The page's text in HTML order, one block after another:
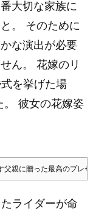
大切な家族に
。 そのために
な演出が必要
ん。 花嫁のリ
を挙げた場
。 彼女の花嫁姿
父親に贈った最高のプレ
ライダーが命